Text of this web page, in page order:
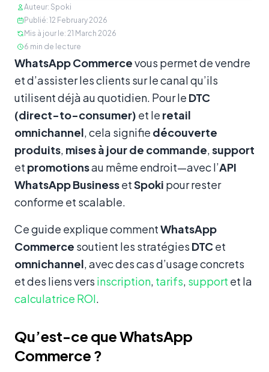
Auteur: Spoki
Publié: 12 February 2026
Mis à jour le: 21 March 2026
6 min de lecture
Contenu
WhatsApp Commercevous permet de vendre
et d’assister les clients sur le canal qu’ils
utilisent déjà au quotidien. Pour le DTC
(direct-to-consumer) et le retail
omnichannel, cela signifie découverte
produits, mises à jour de commande,support
et promotionsau même endroit—avec l’API
WhatsApp BusinessetSpoki pour rester
conforme et scalable.
Ce guide explique commentWhatsApp
Commerce soutient les stratégies DTCet
omnichannel, avec des cas d’usage concrets
et des liens vers inscription, tarifs, support et la
calculatrice ROI.
Qu’est-ce que WhatsApp
Commerce ?